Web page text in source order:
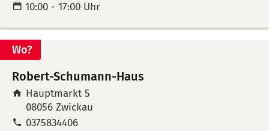
10:00 - 17:00 Uhr
Wo?
Robert-Schumann-Haus
Hauptmarkt 5
08056 Zwickau
Tel:
0375834406